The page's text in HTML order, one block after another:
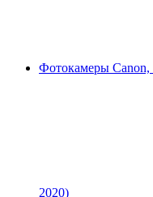
Фотокамеры
2020)